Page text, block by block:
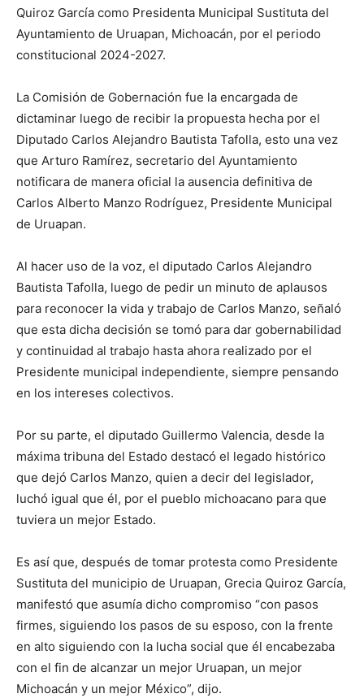
Quiroz García como Presidenta Municipal Sustituta del
Ayuntamiento de Uruapan, Michoacán, por el periodo
constitucional 2024-2027.
La Comisión de Gobernación fue la encargada de
dictaminar luego de recibir la propuesta hecha por el
Diputado Carlos Alejandro Bautista Tafolla, esto una vez
que Arturo Ramírez, secretario del Ayuntamiento
notificara de manera oficial la ausencia definitiva de
Carlos Alberto Manzo Rodríguez, Presidente Municipal
de Uruapan.
Al hacer uso de la voz, el diputado Carlos Alejandro
Bautista Tafolla, luego de pedir un minuto de aplausos
para reconocer la vida y trabajo de Carlos Manzo, señaló
que esta dicha decisión se tomó para dar gobernabilidad
y continuidad al trabajo hasta ahora realizado por el
Presidente municipal independiente, siempre pensando
en los intereses colectivos.
Por su parte, el diputado Guillermo Valencia, desde la
máxima tribuna del Estado destacó el legado histórico
que dejó Carlos Manzo, quien a decir del legislador,
luchó igual que él, por el pueblo michoacano para que
tuviera un mejor Estado.
Es así que, después de tomar protesta como Presidente
Sustituta del municipio de Uruapan, Grecia Quiroz García,
manifestó que asumía dicho compromiso “con pasos
firmes, siguiendo los pasos de su esposo, con la frente
en alto siguiendo con la lucha social que él encabezaba
con el fin de alcanzar un mejor Uruapan, un mejor
Michoacán y un mejor México”, dijo.